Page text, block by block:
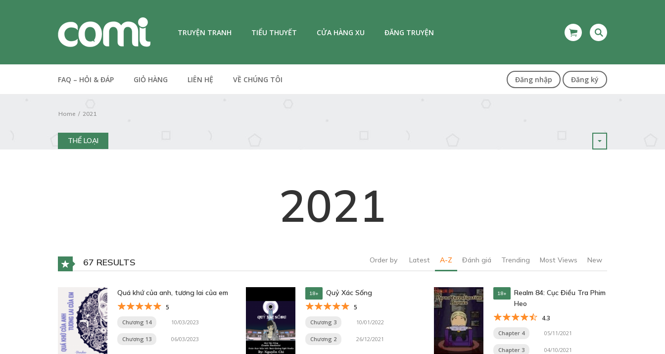
TRUYỆN TRANH TIỂU THUYẾT CỬA HÀNG XU ĐĂNG TRUYỆN
FAQ – HỎI & ĐÁP GIỎ HÀNG LIÊN HỆ VỀ CHÚNG TÔI Đăng nhập Đăng ký
Home 2021
THỂ LOẠI
2021
67 RESULTS Order by Latest A-Z Đánh giá Trending Most Views New
Quá khứ của anh, tương lai của em
5
Chương 14 10/03/2023
Chương 13 06/03/2023
18+ Quỷ Xác Sống
5
Chương 3 10/01/2022
Chương 2 26/12/2021
18+
Realm 84: Cục Điều Tra Phim
Heo
4.3
Chapter 4 05/11/2021
Chapter 3 04/10/2021